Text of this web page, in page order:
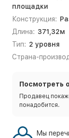
площадки
Конструкция:
Длина: 371,32м
Тип: 2 уровня
Страна-
Посмотреть
Продавец
понадобится.
Мы